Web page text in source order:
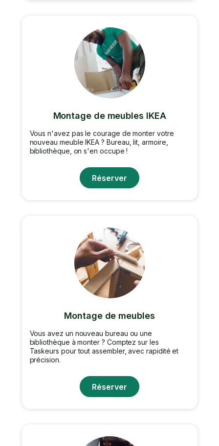
Montage de meubles IKEA
Vous n'avez pas le courage de monter votre
nouveau meuble IKEA ? Bureau, lit, armoire,
bibliothèque, on s'en occupe !
Réserver
Montage de meubles
Vous avez un nouveau bureau ou une
bibliothèque à monter ? Comptez sur les
Taskeurs pour tout assembler, avec rapidité et
précision.
Réserver